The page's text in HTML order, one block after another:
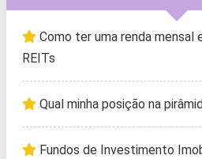
Como ter uma renda mensal
REITs
Qual minha posição na
Fundos de Investimento